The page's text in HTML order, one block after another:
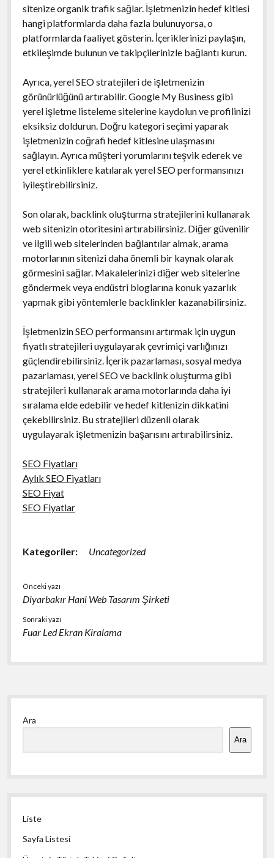
sitenize organik trafik sağlar. İşletmenizin hedef kitlesi
hangi platformlarda daha fazla bulunuyorsa, o
platformlarda faaliyet gösterin. İçeriklerinizi paylaşın,
etkileşimde bulunun ve takipçilerinizle bağlantı kurun.
Ayrıca, yerel SEO stratejileri de işletmenizin
görünürlüğünü artırabilir. Google My Business gibi
yerel işletme listeleme sitelerine kaydolun ve profilinizi
eksiksiz doldurun. Doğru kategori seçimi yaparak
işletmenizin coğrafi hedef kitlesine ulaşmasını
sağlayın. Ayrıca müşteri yorumlarını teşvik ederek ve
yerel etkinliklere katılarak yerel SEO performansınızı
iyileştirebilirsiniz.
Son olarak, backlink oluşturma stratejilerini kullanarak
web sitenizin otoritesini artırabilirsiniz. Diğer güvenilir
ve ilgili web sitelerinden bağlantılar almak, arama
motorlarının sitenizi daha önemli bir kaynak olarak
görmesini sağlar. Makalelerinizi diğer web sitelerine
göndermek veya endüstri bloglarına konuk yazarlık
yapmak gibi yöntemlerle backlinkler kazanabilirsiniz.
İşletmenizin SEO performansını artırmak için uygun
fiyatlı stratejileri uygulayarak çevrimiçi varlığınızı
güçlendirebilirsiniz. İçerik pazarlaması, sosyal medya
pazarlaması, yerel SEO ve backlink oluşturma gibi
stratejileri kullanarak arama motorlarında daha iyi
sıralama elde edebilir ve hedef kitlenizin dikkatini
çekebilirsiniz. Bu stratejileri düzenli olarak
uygulayarak işletmenizin başarısını artırabilirsiniz.
SEO Fiyatları
Aylık SEO Fiyatları
SEO Fiyat
SEO Fiyatlar
Kategoriler: Uncategorized
Önceki yazı
Diyarbakır Hani Web Tasarım Şirketi
Sonraki yazı
Fuar Led Ekran Kiralama
Yan
Menü
Ara
Ara
Liste
Sayfa Listesi